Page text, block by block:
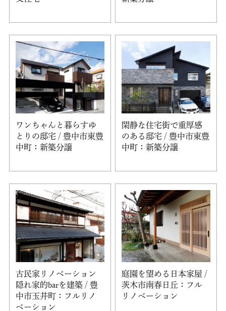
ワンちゃんと暮らすゆ
とりの邸宅 / 豊中市東豊
中町：新築分譲
閑静な住宅街で重厚感
のある邸宅 / 豊中市東豊
中町：新築分譲
古民家リノベーション
隠れ家的barを建築 / 豊
中市玉井町：フルリノ
ベーション
庭園を望める日本家屋 /
茨木市南春日丘：フル
リノベーション